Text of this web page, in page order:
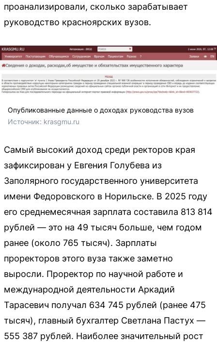
проанализировали, сколько зарабатывает
руководство красноярских вузов.
Опубликованные данные о доходах руководства вузов
Источник: krasgmu.ru
Самый высокий доход среди ректоров края
зафиксирован у Евгения Голубева из
Заполярного государственного университета
имени Федоровского в Норильске. В 2025 году
его среднемесячная зарплата составила 813 814
рублей — это на 49 тысяч больше, чем годом
ранее (около 765 тысяч). Зарплаты
проректоров этого вуза также заметно
выросли. Проректор по научной работе и
международной деятельности Аркадий
Тарасевич получал 634 745 рублей (ранее 475
тысяч), главный бухгалтер Светлана Пастух —
555 387 рублей. Наиболее значительный рост